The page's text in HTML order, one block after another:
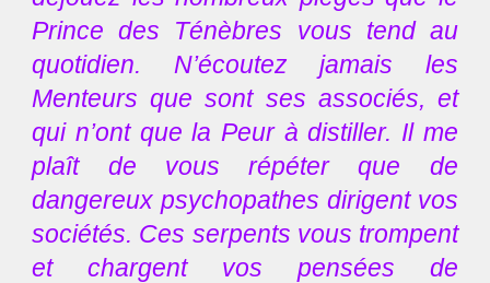
Prince des Ténèbres vous tend au
quotidien. N’écoutez jamais les
Menteurs que sont ses associés, et
qui n’ont que la Peur à distiller. Il me
plaît de vous répéter que de
dangereux psychopathes dirigent vos
sociétés. Ces serpents vous trompent
et chargent vos pensées de